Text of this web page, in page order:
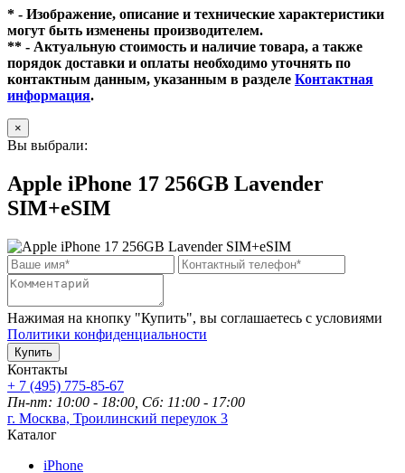
* - Изображение, описание и технические характеристики
могут быть изменены производителем.
** - Актуальную стоимость и наличие товара, а также
порядок доставки и оплаты необходимо уточнять по
контактным данным, указанным в разделе Контактная
информация.
×
Вы выбрали:
Apple iPhone 17 256GB Lavender
SIM+eSIM
Нажимая на кнопку "Купить", вы соглашаетесь с условиями
Политики конфиденциальности
Купить
Контакты
+ 7 (495) 775-85-67
Пн-пт: 10:00 - 18:00, Сб: 11:00 - 17:00
г. Москва, Троилинский переулок 3
Каталог
iPhone